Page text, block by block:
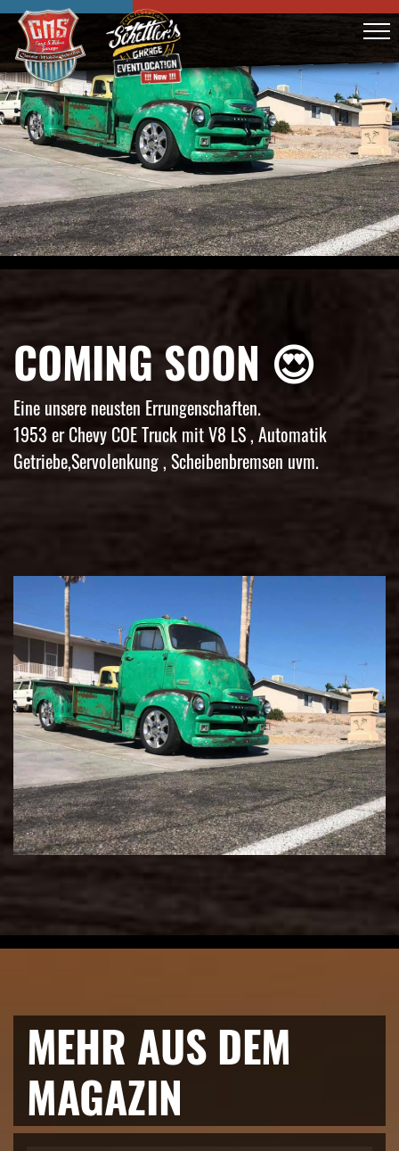
COMING SOON 😍
Eine unsere neusten Errungenschaften.
1953 er Chevy COE Truck mit V8 LS , Automatik
Getriebe,Servolenkung , Scheibenbremsen uvm.
MEHR AUS DEM
MAGAZIN